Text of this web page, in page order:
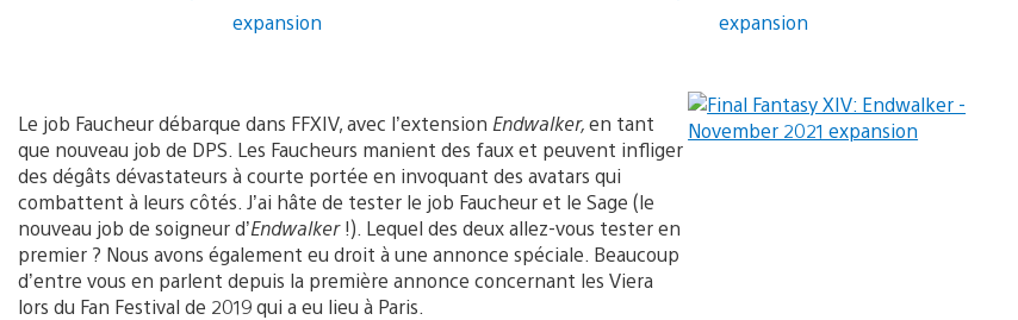
Le job Faucheur débarque dans FFXIV, avec l’extension Endwalker,en tant
que nouveau job de DPS. Les Faucheurs manient des faux et peuvent infliger
des dégâts dévastateurs à courte portée en invoquant des avatars qui
combattent à leurs côtés. J’ai hâte de tester le job Faucheur et le Sage (le
nouveau job de soigneur d’Endwalker!). Lequel des deux allez-vous tester en
premier ? Nous avons également eu droit à une annonce spéciale. Beaucoup
d’entre vous en parlent depuis la première annonce concernant les Viera
lors du Fan Festival de 2019 qui a eu lieu à Paris.